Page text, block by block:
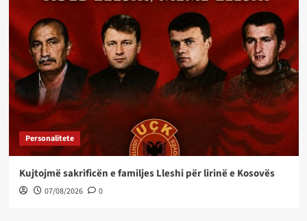
Personalitete
Kujtojmë sakrificën e familjes Lleshi për lirinë e Kosovës
07/08/2026 0